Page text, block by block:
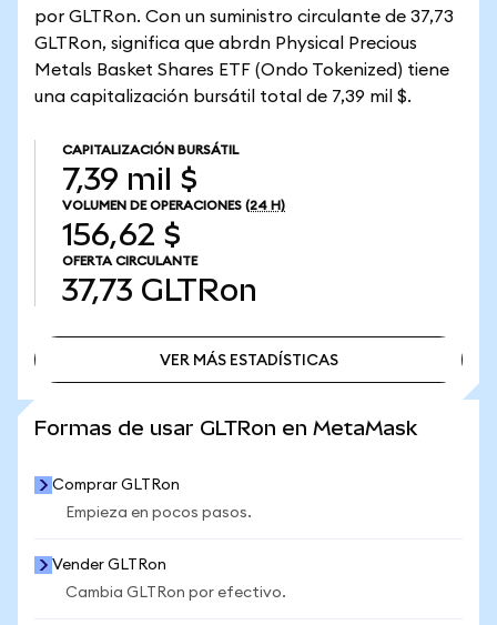
por GLTRon. Con un suministro circulante de 37,73
GLTRon, significa que abrdn Physical Precious
Metals Basket Shares ETF (Ondo Tokenized) tiene
una capitalización bursátil total de 7,39 mil $.
CAPITALIZACIÓN BURSÁTIL
7,39 mil $
VOLUMEN DE OPERACIONES (24 H)
156,62 $
OFERTA CIRCULANTE
37,73 GLTRon
VER MÁS ESTADÍSTICAS
Formas de usar GLTRon en MetaMask
Comprar GLTRon
Empieza en pocos pasos.
Vender GLTRon
Cambia GLTRon por efectivo.